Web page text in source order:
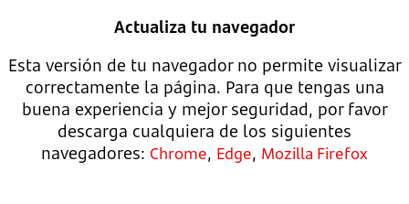
Actualiza tu navegador
Esta versión de tu navegador no permite visualizar
correctamente la página. Para que tengas una
buena experiencia y mejor seguridad, por favor
descarga cualquiera de los siguientes
navegadores: Chrome, Edge, Mozilla Firefox